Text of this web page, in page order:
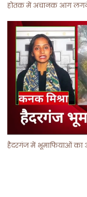
हैदरगंज में भूमाफियाओं